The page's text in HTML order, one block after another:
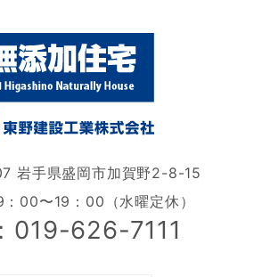
岩手県盛岡市加賀野2-8-15
00〜19：00（水曜定休）
019-626-7111